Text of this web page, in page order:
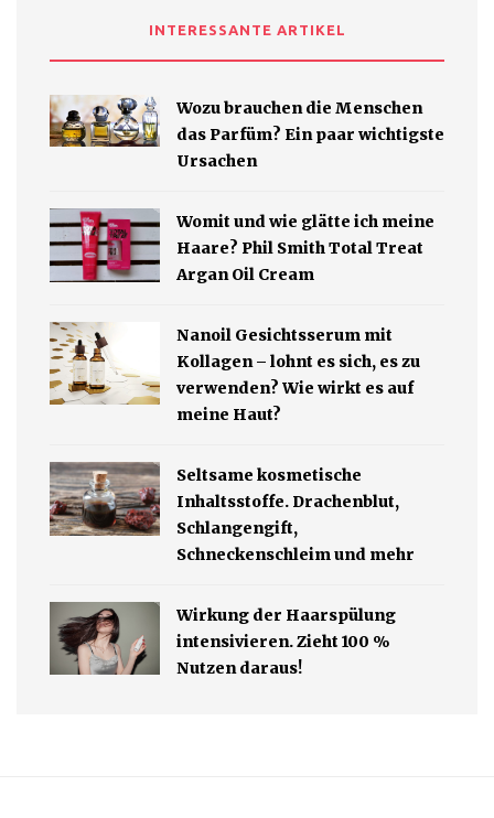
INTERESSANTE ARTIKEL
Wozu brauchen die Menschen
das Parfüm? Ein paar wichtigste
Ursachen
Womit und wie glätte ich meine
Haare? Phil Smith Total Treat
Argan Oil Cream
Nanoil Gesichtsserum mit
Kollagen – lohnt es sich, es zu
verwenden? Wie wirkt es auf
meine Haut?
Seltsame kosmetische
Inhaltsstoffe. Drachenblut,
Schlangengift,
Schneckenschleim und mehr
Wirkung der Haarspülung
intensivieren. Zieht 100 %
Nutzen daraus!